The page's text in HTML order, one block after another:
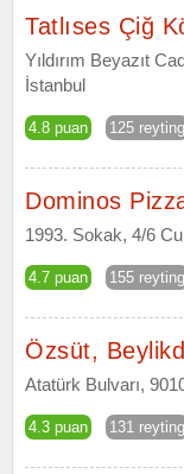
Tatlıses Çiğ
Yıldırım Beyazıt
İstanbul
4.8 puan 125 reyting
Dominos
1993. Sokak, 4/6
4.7 puan 155 reyting
Özsüt,
Atatürk Bulvarı,
4.3 puan 131 reyting